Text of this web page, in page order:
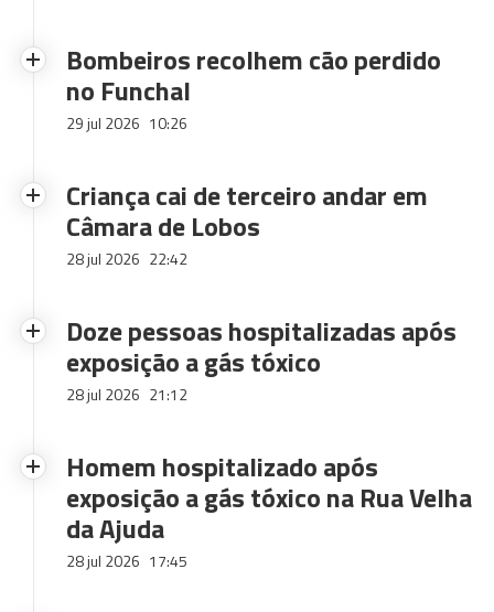
Bombeiros recolhem cão perdido
no Funchal
29 jul 2026 10:26
Criança cai de terceiro andar em
Câmara de Lobos
28 jul 2026 22:42
Doze pessoas hospitalizadas após
exposição a gás tóxico
28 jul 2026 21:12
Homem hospitalizado após
exposição a gás tóxico na Rua Velha
da Ajuda
28 jul 2026 17:45